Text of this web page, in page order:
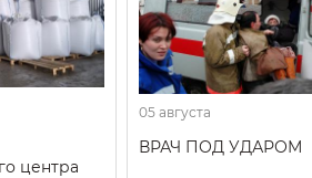
центра
05 августа
ВРАЧ ПОД УДАРОМ